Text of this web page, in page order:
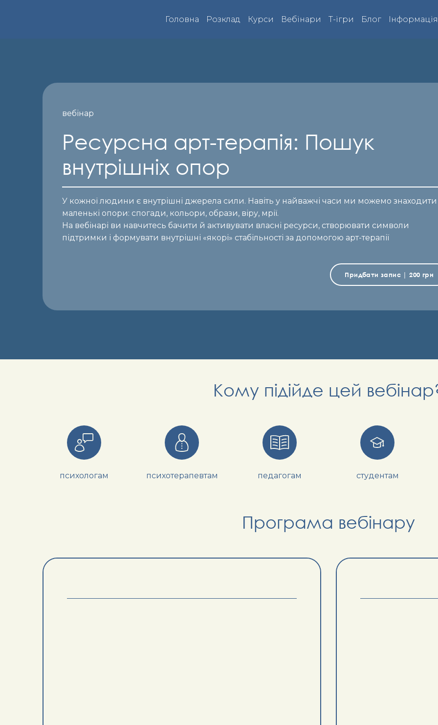
Головна Розклад Курси Вебінари Т-ігри Блог Інформація
вебінар
Ресурсна арт-терапія: Пошук
внутрішніх опор
У кожної людини є внутрішні джерела сили. Навіть у найважчі часи ми можемо знаходити
маленькі опори: спогади, кольори, образи, віру, мрії.
На вебінарі ви навчитесь бачити й активувати власні ресурси, створювати символи
підтримки і формувати внутрішні «якорі» стабільності за допомогою арт-терапії
Придбати запис | 200 грн
Кому підійде цей
психологам психотерапевтам педагогам студентам
Програма вебінару